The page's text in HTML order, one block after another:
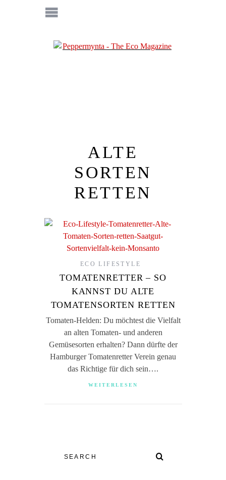
ALTE
SORTEN
RETTEN
ECO LIFESTYLE
TOMATENRETTER – SO
KANNST DU ALTE
TOMATENSORTEN RETTEN
Tomaten-Helden: Du möchtest die Vielfalt
an alten Tomaten- und anderen
Gemüsesorten erhalten? Dann dürfte der
Hamburger Tomatenretter Verein genau
das Richtige für dich sein….
WEITERLESEN